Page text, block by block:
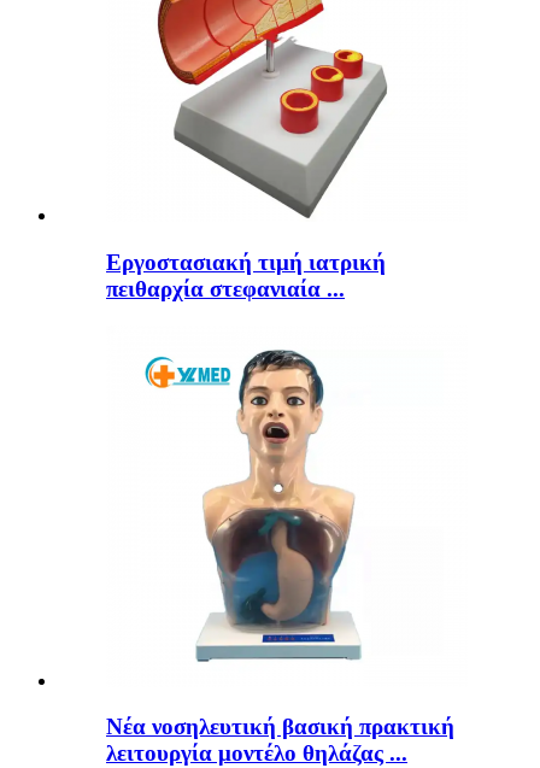
Εργοστασιακή τιμή ιατρική
πειθαρχία στεφανιαία ...
Νέα νοσηλευτική βασική πρακτική
λειτουργία μοντέλο θηλάζας ...